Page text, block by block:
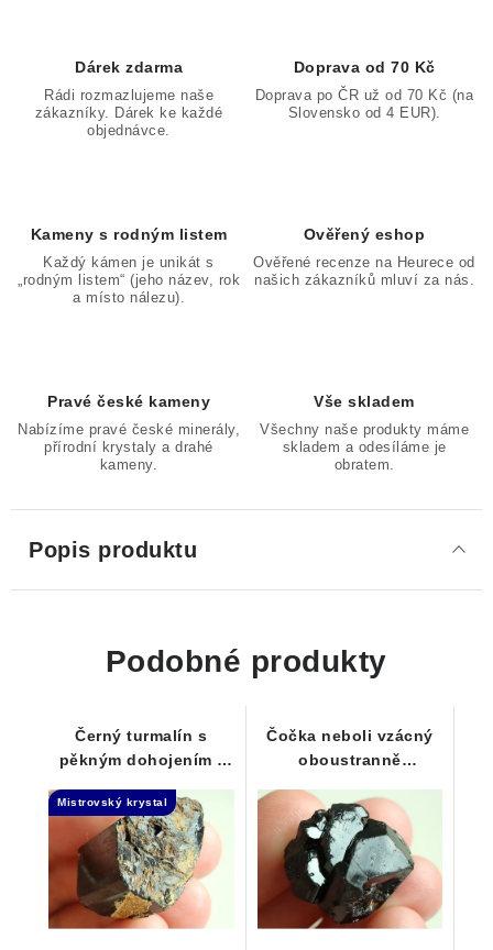
Dárek zdarma
Rádi rozmazlujeme naše
zákazníky. Dárek ke každé
objednávce.
Doprava od 70 Kč
Doprava po ČR už od 70 Kč (na
Slovensko od 4 EUR).
Kameny s rodným listem
Každý kámen je unikát s
„rodným listem“ (jeho název, rok
a místo nálezu).
Ověřený eshop
Ověřené recenze na Heurece od
našich zákazníků mluví za nás.
Pravé české kameny
Nabízíme pravé české minerály,
přírodní krystaly a drahé
kameny.
Vše skladem
Všechny naše produkty máme
skladem a odesíláme je
obratem.
Popis produktu
Podobné produkty
Černý turmalín s
pěkným dohojením -
Mistrovský krystal
Čočka neboli vzácný
oboustranně
turmalín